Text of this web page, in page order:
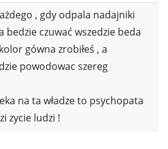
, gdy odpala nadajniki
bedzie czuwać wszedzie beda
gówna zrobiłeś , a
powodowac szereg
na ta władze to psychopata
zycie ludzi !